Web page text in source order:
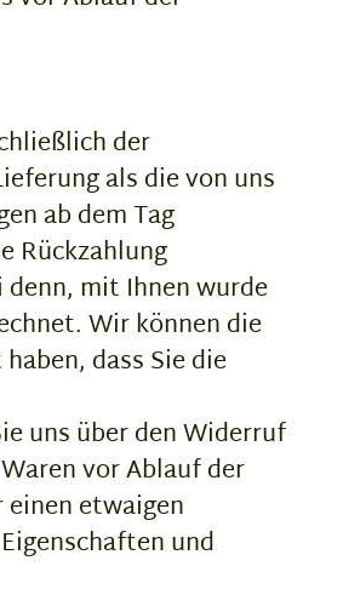
der
als die von uns
ab dem Tag
Rückzahlung
mit Ihnen wurde
Wir können die
dass Sie die
uns über den Widerruf
vor Ablauf der
etwaigen
und